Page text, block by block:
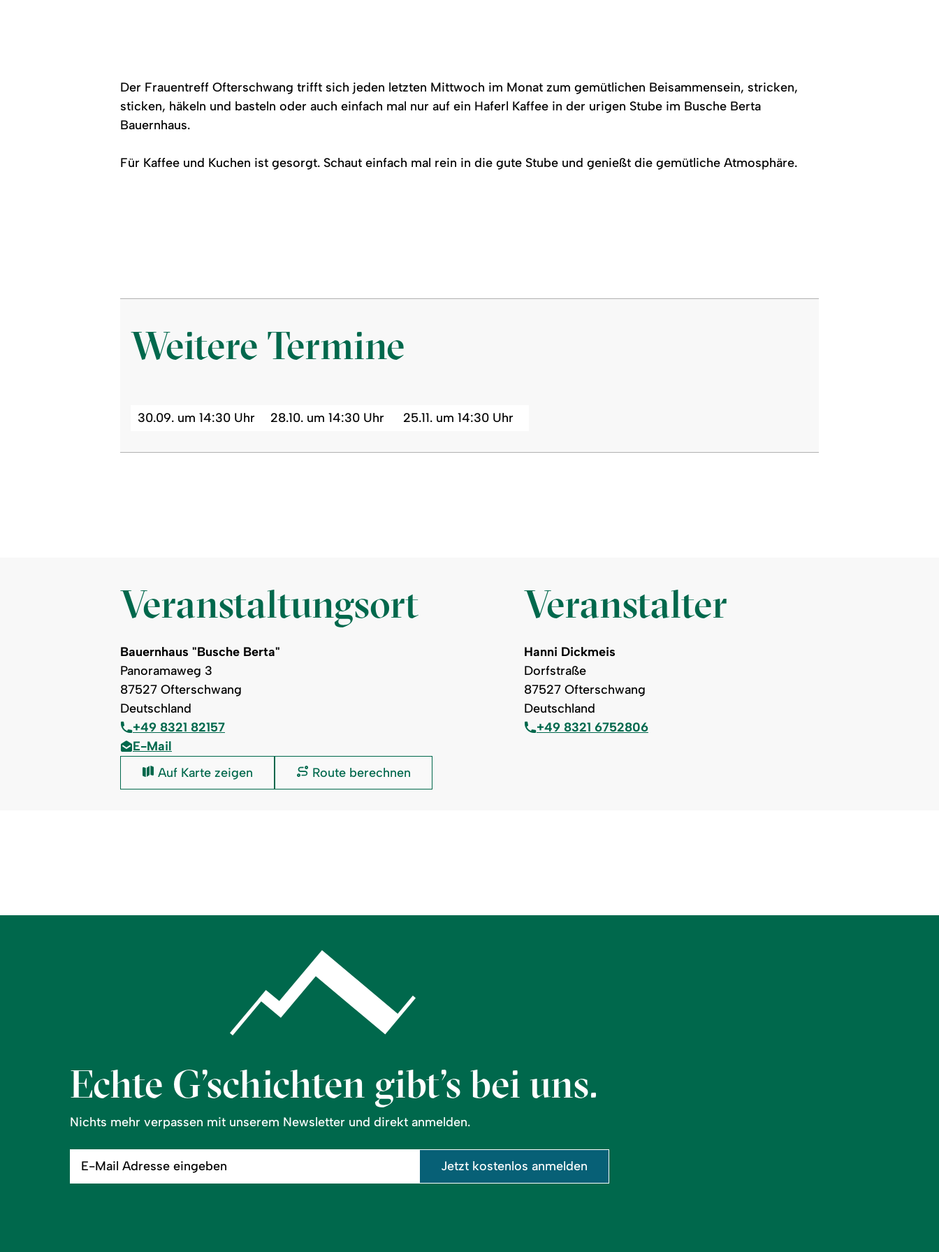
Der Frauentreff Ofterschwang trifft sich jeden letzten Mittwoch im Monat zum gemütlichen Beisammensein, stricken,
sticken, häkeln und basteln oder auch einfach mal nur auf ein Haferl Kaffee in der urigen Stube im Busche Berta
Bauernhaus.
Für Kaffee und Kuchen ist gesorgt. Schaut einfach mal rein in die gute Stube und genießt die gemütliche Atmosphäre.
Weitere Termine
30.09. um 14:30 Uhr 28.10. um 14:30 Uhr 25.11. um 14:30 Uhr
Veranstaltungsort
Bauernhaus "Busche Berta"
Panoramaweg 3
87527 Ofterschwang
Deutschland
+49 8321 82157
E-Mail
Bauernhaus
Auf Karte zeigen
Bauernhaus
Route berechnen
Veranstalter
Hanni Dickmeis
Dorfstraße
87527 Ofterschwang
Deutschland
+49 8321 6752806
Echte G’schichten gibt’s bei uns.
Nichts mehr verpassen mit unserem Newsletter und direkt anmelden.
Mail
eingeben
Jetzt kostenlos anmelden